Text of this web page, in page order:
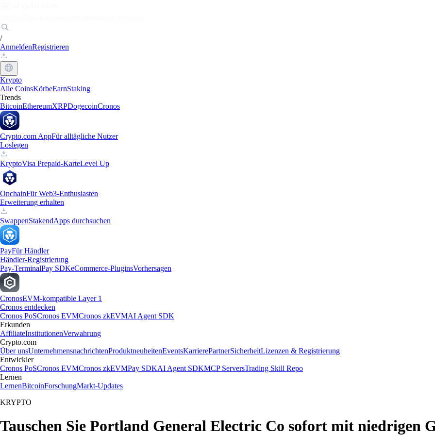
/
AnmeldenRegistrieren
Krypto
Alle CoinsKörbeEarnStaking
Trends
BitcoinEthereumXRPDogecoinCronos
Crypto.com AppFür alltägliche Nutzer
Loslegen
KryptoVisa Prepaid-KarteLevel Up
OnchainFür Web3-Enthusiasten
Erweiterung erhalten
SwappenStakendApps durchsuchen
PayFür Händler
Händler-Registrierung
Pay-TerminalPay SDKeCommerce-PluginsVorhersagen
CronosEVM-kompatible Layer 1
Cronos entdecken
Cronos PoSCronos EVMCronos zkEVMAI Agent SDK
Erkunden
AffiliateInstitutionenVerwahrung
Crypto.com
Über unsUnternehmensnachrichtenProduktneuheitenEventsKarrierePartnerSicherheitLizenzen & Registrierung
Entwickler
Cronos PoSCronos EVMCronos zkEVMPay SDKAI Agent SDKMCP ServersTrading Skill Repo
Lernen
LernenBitcoinForschungMarkt-Updates
KRYPTO
Tauschen Sie Portland General Electric Co sofort mit niedrigen